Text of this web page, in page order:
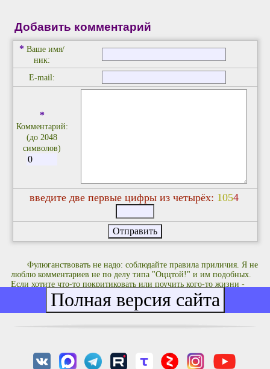
Добавить комментарий
* Ваше имя/
ник:
E-mail:
*
Комментарий:
(до 2048
символов)
введите две первые цифры из четырёх: 1054
Фулюганствовать не надо: соблюдайте правила приличия. Я не
люблю комментариев не по делу типа "Оццтой!" и им подобных.
Если хотите что-то покритиковать или поучить кого-то жизни -
делайте это с чувством, с толком и с расстановкой.